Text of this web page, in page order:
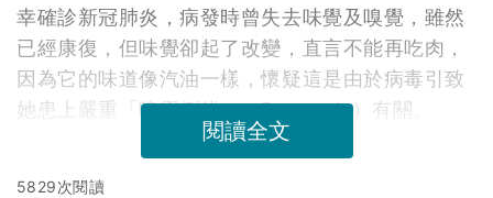
幸確診新冠肺炎，病發時曾失去味覺及嗅覺，雖然
已經康復，但味覺卻起了改變，直言不能再吃肉，
因為它的味道像汽油一樣，懷疑這是由於病毒引致
她患上嚴重「嗅覺倒錯」（Parosmia）有關。
閱讀全文
5829次閱讀